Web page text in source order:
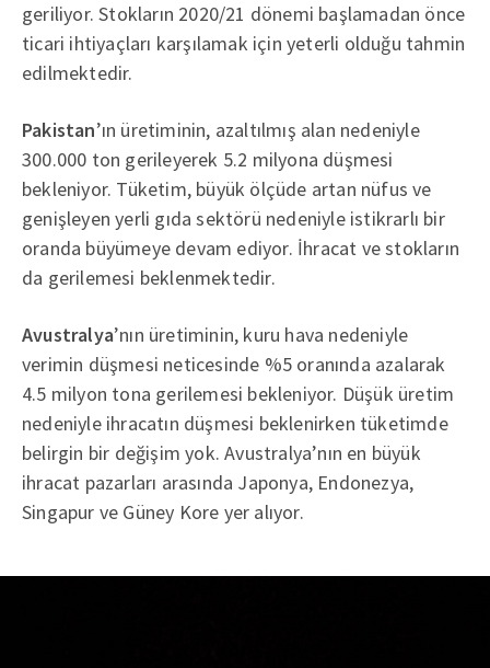
geriliyor. Stokların 2020/21 dönemi başlamadan önce
ticari ihtiyaçları karşılamak için yeterli olduğu tahmin
edilmektedir.
Pakistan’ın üretiminin, azaltılmış alan nedeniyle
300.000 ton gerileyerek 5.2 milyona düşmesi
bekleniyor. Tüketim, büyük ölçüde artan nüfus ve
genişleyen yerli gıda sektörü nedeniyle istikrarlı bir
oranda büyümeye devam ediyor. İhracat ve stokların
da gerilemesi beklenmektedir.
Avustralya’nın üretiminin, kuru hava nedeniyle
verimin düşmesi neticesinde %5 oranında azalarak
4.5 milyon tona gerilemesi bekleniyor. Düşük üretim
nedeniyle ihracatın düşmesi beklenirken tüketimde
belirgin bir değişim yok. Avustralya’nın en büyük
ihracat pazarları arasında Japonya, Endonezya,
Singapur ve Güney Kore yer alıyor.